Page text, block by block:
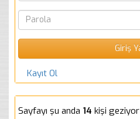
Kayıt Ol
Sayfayı şu anda 14 kişi geziyor